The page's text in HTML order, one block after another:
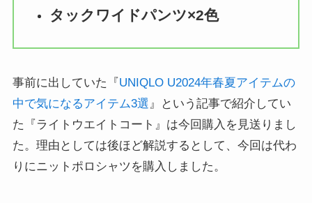
タックワイドパンツ×2色
事前に出していた『UNIQLO U2024年春夏アイテムの
中で気になるアイテム3選 』という記事で紹介してい
た『ライトウエイトコート』は今回購入を見送りまし
た。理由としては後ほど解説するとして、今回は代わ
りにニットポロシャツを購入しました。